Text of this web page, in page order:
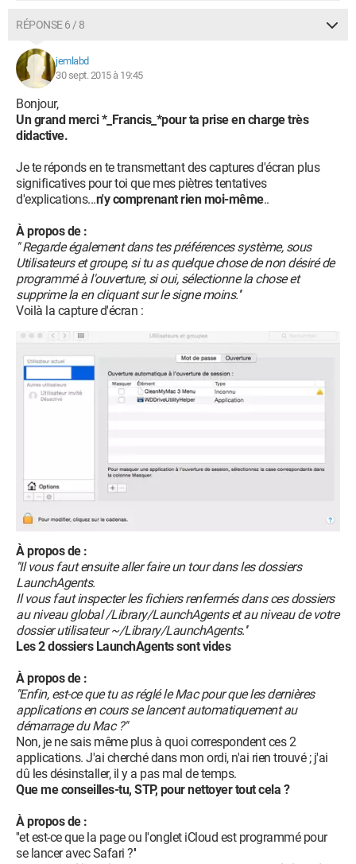
RÉPONSE 6 / 8
jemlabd
30 sept. 2015 à 19:45
Bonjour,
Un grand merci *_Francis_*pour ta prise en charge très
didactive.
Je te réponds en te transmettant des captures d'écran plus
significatives pour toi que mes piètres tentatives
d'explications...n'y comprenant rien moi-même..
À propos de :
'' Regarde également dans tes préférences système, sous
Utilisateurs et groupe, si tu as quelque chose de non désiré de
programmé à l'ouverture, si oui, sélectionne la chose et
supprime la en cliquant sur le signe moins.''
Voilà la capture d'écran :
À propos de :
''Il vous faut ensuite aller faire un tour dans les dossiers
LaunchAgents.
Il vous faut inspecter les fichiers renfermés dans ces dossiers
au niveau global /Library/LaunchAgents et au niveau de votre
dossier utilisateur ~/Library/LaunchAgents.''
Les 2 dossiers LaunchAgents sont vides
À propos de :
''Enfin, est-ce que tu as réglé le Mac pour que les dernières
applications en cours se lancent automatiquement au
démarrage du Mac ?''
Non, je ne sais même plus à quoi correspondent ces 2
applications. J'ai cherché dans mon ordi, n'ai rien trouvé ; j'ai
dû les désinstaller, il y a pas mal de temps.
Que me conseilles-tu, STP, pour nettoyer tout cela ?
À propos de :
''et est-ce que la page ou l'onglet iCloud est programmé pour
se lancer avec Safari ?''